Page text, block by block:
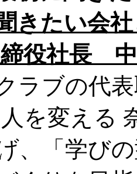
きたい会
締役社長
ラブの代
を変える
、「学び